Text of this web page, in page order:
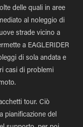
delle quali in aree
al noleggio di
strade vicino a
a EAGLERIDER
di sola andata e
casi di problemi
tour. Ciò
pianificazione del